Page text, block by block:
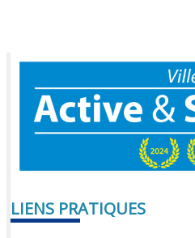
LIENS PRATIQUES